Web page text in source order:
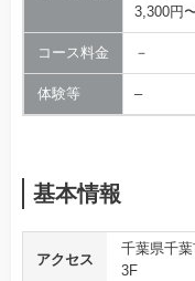
3,300円
コース料金 －
体験等 –
基本情報
アクセス
千葉県千
3F